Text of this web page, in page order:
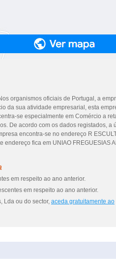
organismos oficiais de Portugal, a
da sua atividade empresarial, esta
se especialmente em Comércio a
De acordo com os dados registados, a
encontra-se no endereço R
endereço fica em UNIAO FREGUESIAS
em respeito ao ano anterior.
em respeito ao ano anterior.
Lda ou do sector, aceda gratuitamente ao